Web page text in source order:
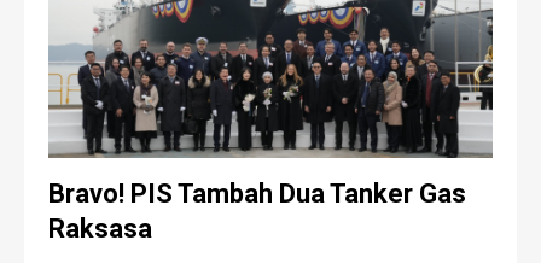
Bravo! PIS Tambah Dua Tanker Gas
Raksasa